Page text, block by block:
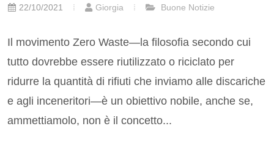
22/10/2021 Giorgia Buone Notizie
Il movimento Zero Waste—la filosofia secondo cui
tutto dovrebbe essere riutilizzato o riciclato per
ridurre la quantità di rifiuti che inviamo alle discariche
e agli inceneritori—è un obiettivo nobile, anche se,
ammettiamolo, non è il concetto...